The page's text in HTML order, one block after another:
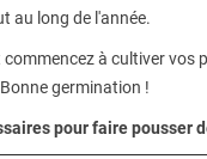
au long de l'année.
à cultiver vos
germination !
pour faire pousser